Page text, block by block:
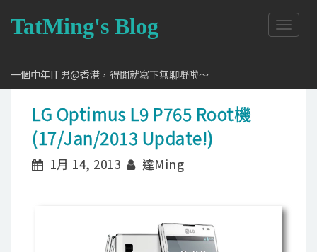
TatMing's Blog
一個中年IT男@香港，得閒就寫下無聊嘢啦～
T
o
i
LG Optimus L9 P765 Root機
(17/Jan/2013 Update!)
1月 14, 2013 達Ming